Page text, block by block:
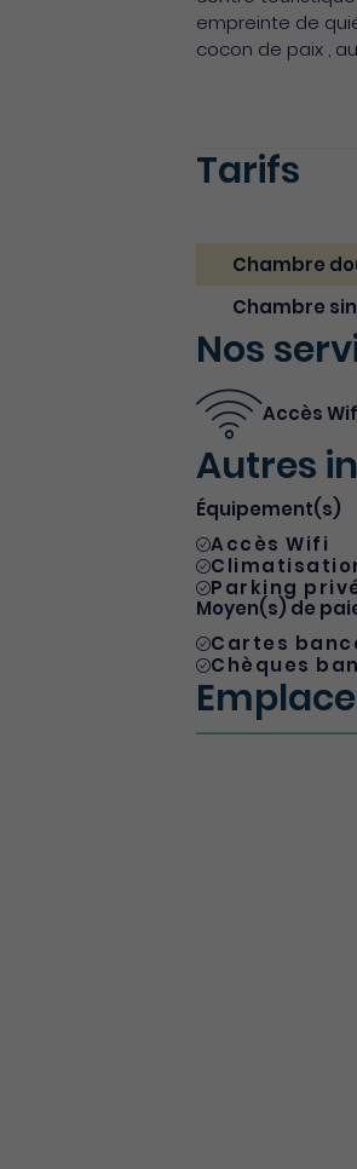
empreinte de
cocon de paix ,
Tarifs
Chambre
Chambre
Nos
Accès
Autres
Équipement(s)
Accès Wifi
Parking
Moyen(s) de
Cartes
Chèques